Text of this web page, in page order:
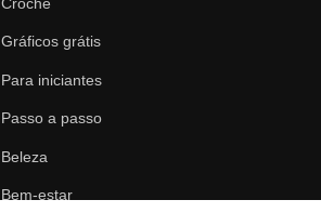
Gráficos grátis
Para iniciantes
Passo a passo
Beleza
Bem-estar